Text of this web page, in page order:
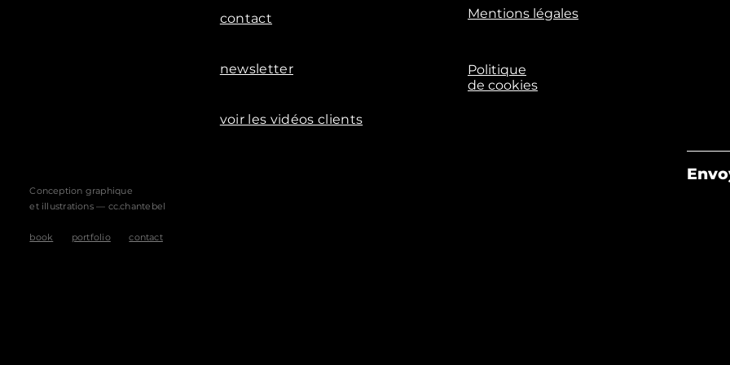
Conception graphique
et illustrations — cc.chantebel
book portfolio contact
contact
newsletter
voir les vidéos clients
Mentions légales
Politique
de cookies